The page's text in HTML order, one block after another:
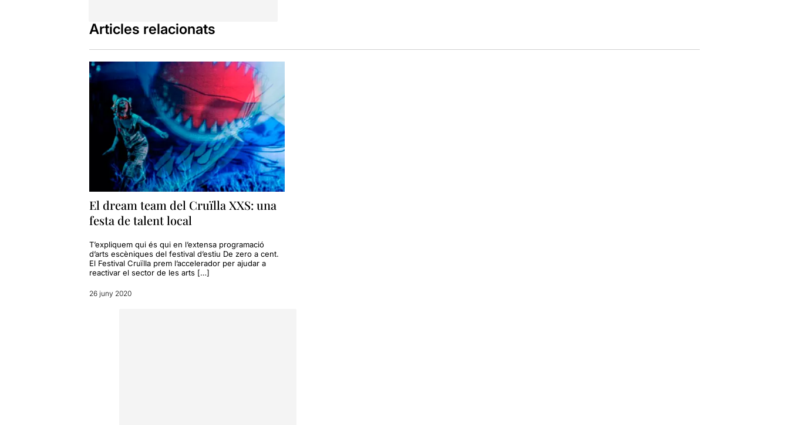
Articles relacionats
El dream team del Cruïlla XXS: una
festa de talent local
T’expliquem qui és qui en l’extensa programació
d’arts escèniques del festival d’estiu De zero a cent.
El Festival Cruïlla prem l’accelerador per ajudar a
reactivar el sector de les arts […]
26 juny 2020